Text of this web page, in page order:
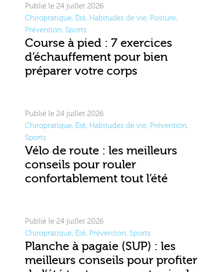
Publié le 24 juillet 2026
Chiropratique, Été, Habitudes de vie, Posture,
Prévention, Sports
Course à pied : 7 exercices
d’échauffement pour bien
préparer votre corps
Publié le 24 juillet 2026
Chiropratique, Été, Habitudes de vie, Prévention,
Sports
Vélo de route : les meilleurs
conseils pour rouler
confortablement tout l’été
Publié le 24 juillet 2026
Chiropratique, Été, Prévention, Sports
Planche à pagaie (SUP) : les
meilleurs conseils pour profiter